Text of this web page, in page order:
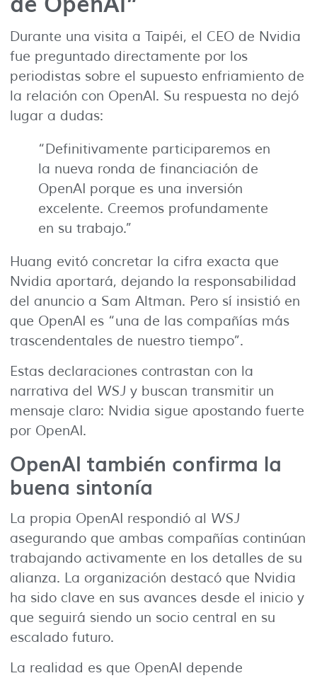
Durante una visita a Taipéi, el CEO de Nvidia
fue preguntado directamente por los
periodistas sobre el supuesto enfriamiento de
la relación con OpenAI. Su respuesta no dejó
lugar a dudas:
“Definitivamente participaremos en
la nueva ronda de financiación de
OpenAI porque es una inversión
excelente. Creemos profundamente
en su trabajo.”
Huang evitó concretar la cifra exacta que
Nvidia aportará, dejando la responsabilidad
del anuncio a Sam Altman. Pero sí insistió en
que OpenAI es “una de las compañías más
trascendentales de nuestro tiempo”.
Estas declaraciones contrastan con la
narrativa del WSJ y buscan transmitir un
mensaje claro: Nvidia sigue apostando fuerte
por OpenAI.
OpenAI también confirma la
buena sintonía
La propia OpenAI respondió al WSJ
asegurando que ambas compañías continúan
trabajando activamente en los detalles de su
alianza. La organización destacó que Nvidia
ha sido clave en sus avances desde el inicio y
que seguirá siendo un socio central en su
escalado futuro.
La realidad es que OpenAI depende